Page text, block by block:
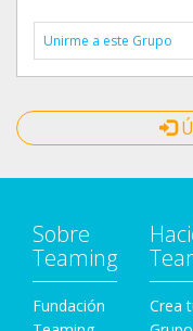
Unirme a este Grupo
Sobre
Teaming
Fundación
Crea